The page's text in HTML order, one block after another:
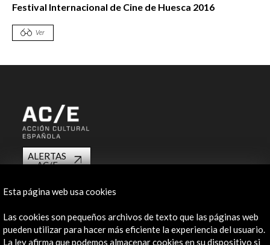
Festival Internacional de Cine de Huesca 2016
Ver
ALERTAS
AC/E
Contacta
info@accioncultural.es
+34 91 700 4000
Esta página web usa cookies
Las cookies son pequeños archivos de texto que las páginas web
pueden utilizar para hacer más eficiente la experiencia del usuario.
La ley afirma que podemos almacenar cookies en su dispositivo si